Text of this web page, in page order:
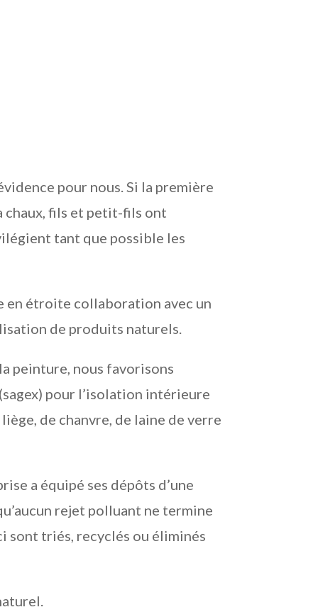
pour nous. Si la première
chaux, fils et petit-fils ont
tant que possible les
en étroite collaboration avec un
de produits naturels.
peinture, nous favorisons
pour l’isolation intérieure
de chanvre, de laine de verre
a équipé ses dépôts d’une
rejet polluant ne termine
sont triés, recyclés ou éliminés